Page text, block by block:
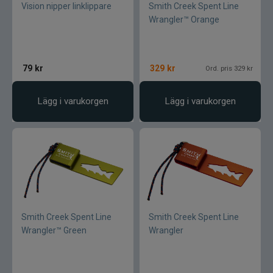
Vision nipper linklippare
79 kr
Lägg i varukorgen
Smith Creek Spent Line
Wrangler™ Orange
329 kr Ord. pris 329 kr
Lägg i varukorgen
Smith Creek Spent Line
Wrangler™ Green
Smith Creek Spent Line
Wrangler